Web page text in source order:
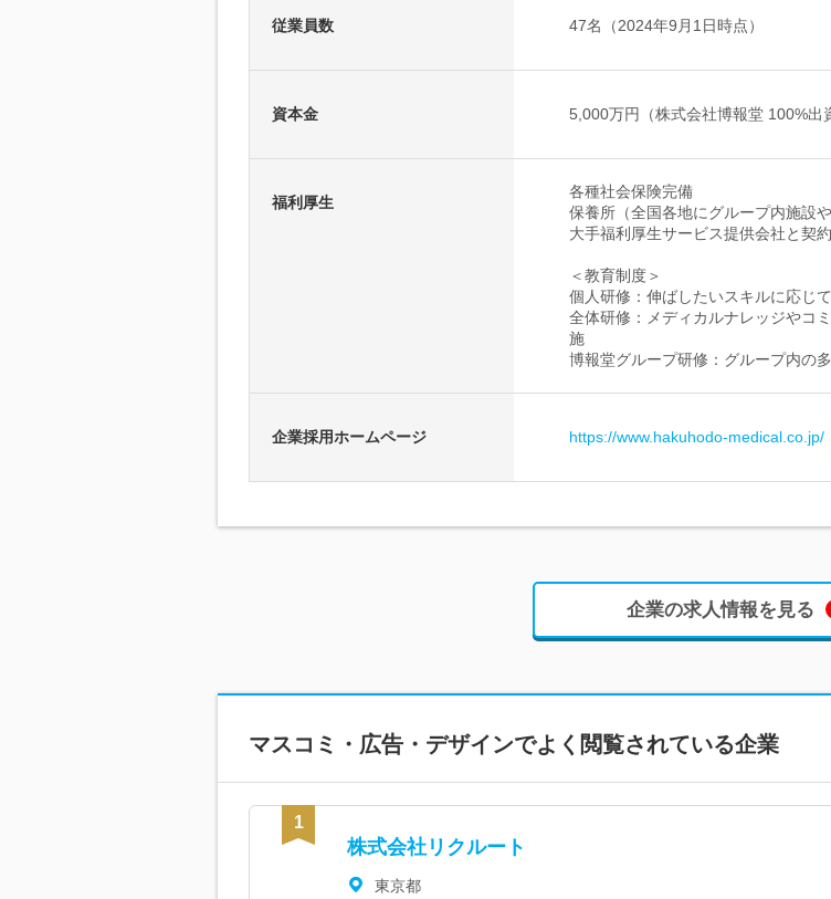
従業員数 47名（2024年9月1日時点）
資本金 5,000万円（株式会社博報堂 100%出
福利厚生
各種社会保険完備
保養所（全国各地にグループ内施設や
大手福利厚生サービス提供会社と契
＜教育制度＞
個人研修：伸ばしたいスキルに応じ
全体研修：メディカルナレッジやコ
施
博報堂グループ研修：グループ内の
企業採用ホームページ https://www.hakuhodo-medical.co.jp/
企業の求人情報を見る
マスコミ・広告・デザインでよく閲覧されている企業
株式会社リクルート
東京都